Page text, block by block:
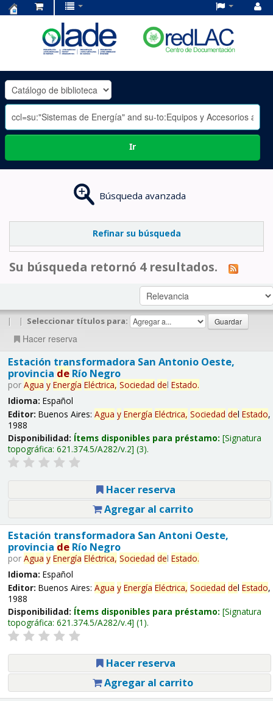
OLADE
-
Ir
Búsqueda avanzada
Refinar su búsqueda
Su búsqueda retornó 4 resultados.
| | Seleccionar títulos para:
Hacer reserva
Estación transformadora San Antonio Oeste,
provincia deRío Negro
por Agua y Energía Eléctrica, Sociedad del Estado.
Idioma: Español
Editor: Buenos Aires: Agua y Energía Eléctrica, Sociedad del Estado,
1988
Disponibilidad: Ítems disponibles para préstamo: Signatura
topográfica: 621.374.5/A282/v.2 (3).
Hacer reserva
Agregar al carrito
Estación transformadora San Antoni Oeste,
provincia deRío Negro
por Agua y Energía Eléctrica, Sociedad del Estado.
Idioma: Español
Editor: Buenos Aires: Agua y Energía Eléctrica, Sociedad del Estado,
1988
Disponibilidad: Ítems disponibles para préstamo: Signatura
topográfica: 621.374.5/A282/v.4 (1).
Hacer reserva
Agregar al carrito